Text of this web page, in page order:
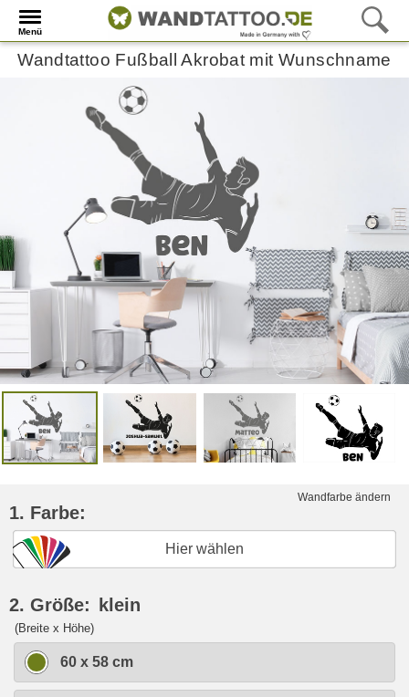
Menü
Wandtattoo Fußball Akrobat mit Wunschname
Wandfarbe ändern
1. Farbe:
Hier wählen
2. Größe: klein
(Breite x Höhe)
60 x 58 cm